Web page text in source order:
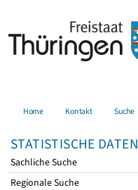
Home Kontakt Suche
STATISTISCHE DATEN
Sachliche Suche
Regionale Suche